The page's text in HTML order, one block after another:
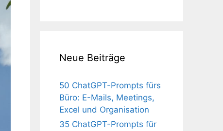
Neue Beiträge
50 ChatGPT-Prompts fürs
Büro: E-Mails, Meetings,
Excel und Organisation
35 ChatGPT-Prompts für